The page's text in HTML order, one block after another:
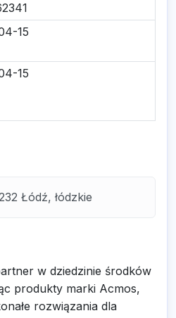
15
15
Łódź, łódzkie
w dziedzinie środków
produkty marki Acmos,
rozwiązania dla